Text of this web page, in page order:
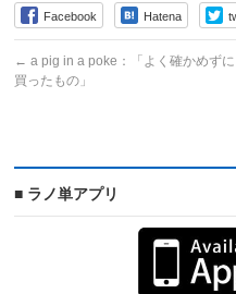
Facebook Hatena
← a pig in a poke：「よく確かめずに
買ったもの」
■ ラノ単アプリ